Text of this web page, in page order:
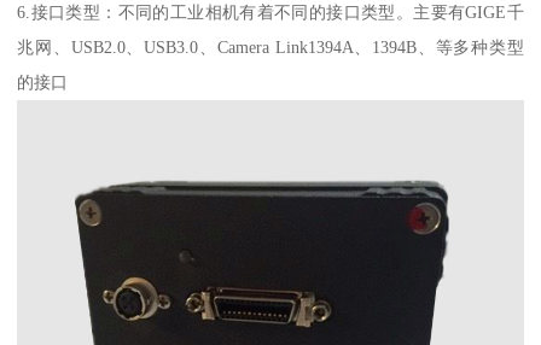
6.接口类型：不同的工业相机有着不同的接口类型。主要有GIGE千
兆网、USB2.0、USB3.0、Camera Link1394A、1394B、等多种类型
的接口